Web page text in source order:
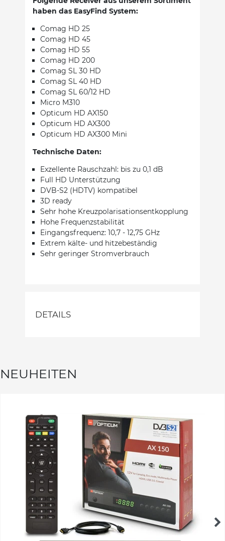
haben das EasyFind System:
Comag HD 25
Comag HD 45
Comag HD 55
Comag HD 200
Comag SL 30 HD
Comag SL 40 HD
Comag SL 60/12 HD
Micro M310
Opticum HD AX150
Opticum HD AX300
Opticum HD AX300 Mini
Technische Daten:
Exzellente Rauschzahl: bis zu 0,1 dB
Full HD Unterstützung
DVB-S2 (HDTV) kompatibel
3D ready
Sehr hohe Kreuzpolarisationsentkopplung
Hohe Frequenzstabilität
Eingangsfrequenz: 10,7 - 12,75 GHz
Extrem kälte- und hitzebeständig
Sehr geringer Stromverbrauch
DETAILS
NEUHEITEN